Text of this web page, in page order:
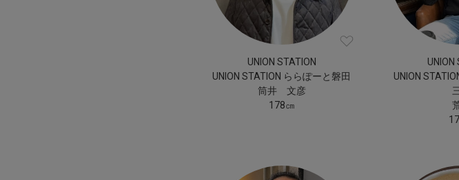
UNION STATION
UNION STATION ららぽーと磐田
筒井 文彦
178㎝
UNION
UNION